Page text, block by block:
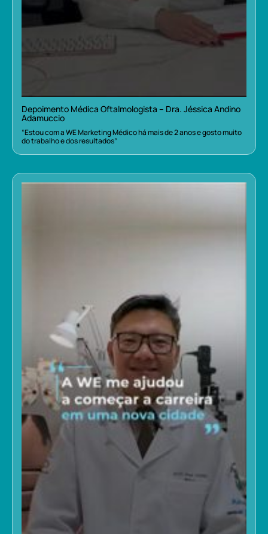
Depoimento Médica Oftalmologista – Dra. Jéssica Andino
Adamuccio
“Estou com a WE Marketing Médico há mais de 2 anos e gosto muito
do trabalho e dos resultados”